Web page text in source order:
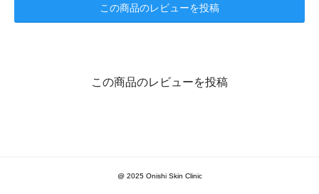
この商品のレビューを投稿
この商品のレビューを投稿
@ 2025 Onishi Skin Clinic